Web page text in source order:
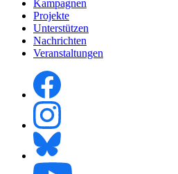
Kampagnen
Projekte
Unterstützen
Nachrichten
Veranstaltungen